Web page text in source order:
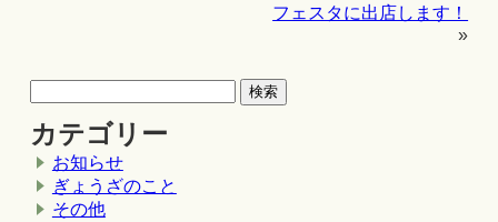
フェスタに出店します！
»
カテゴリー
お知らせ
ぎょうざのこと
その他